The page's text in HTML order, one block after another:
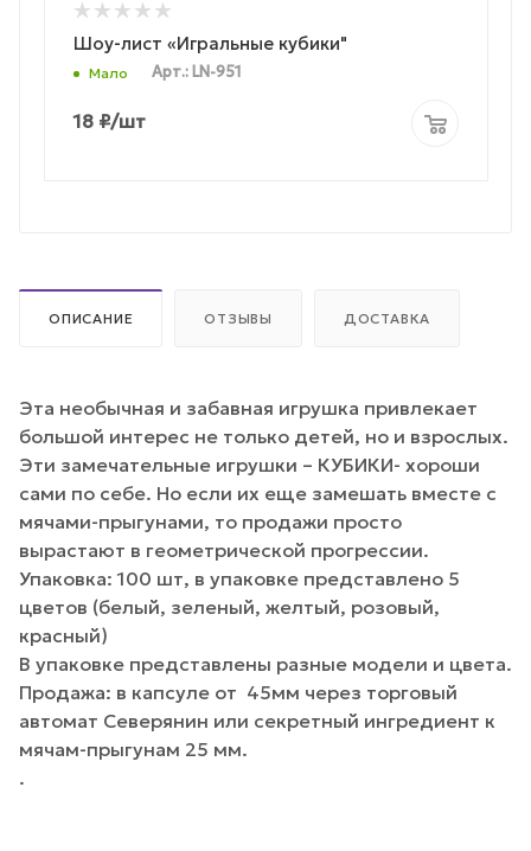
Шоу-лист «Игральные кубики"
Мало Арт.: LN-951
18 ₽/шт
ОПИСАНИЕ ОТЗЫВЫ ДОСТАВКА
Эта необычная и забавная игрушка привлекает
большой интерес не только детей, но и взрослых.
Эти замечательные игрушки – КУБИКИ- хороши
сами по себе. Но если их еще замешать вместе с
мячами-прыгунами, то продажи просто
вырастают в геометрической прогрессии.
Упаковка: 100 шт, в упаковке представлено 5
цветов (белый, зеленый, желтый, розовый,
красный)
В упаковке представлены разные модели и цвета.
Продажа: в капсуле от 45мм через торговый
автомат Северянин или секретный ингредиент к
мячам-прыгунам 25 мм.
.